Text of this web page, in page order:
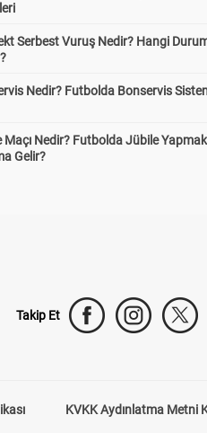
Serbest Vuruş Nedir? Hangi
Nedir? Futbolda Bonservis
Maçı Nedir? Futbolda Jübile
Gelir?
Takip Et
KVKK Aydınlatma Metni